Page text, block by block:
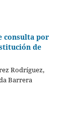
consulta por
de
Rodríguez,
Barrera